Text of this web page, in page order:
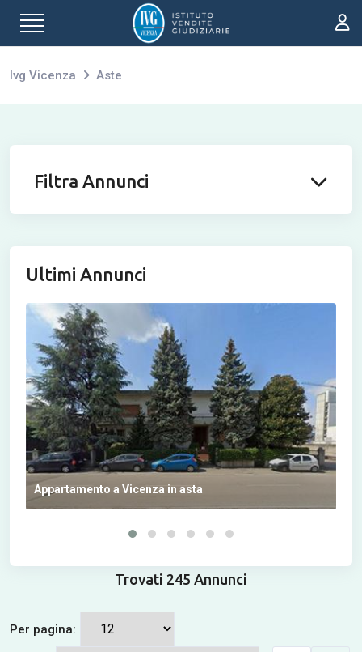
Ivg Vicenza Aste
Filtra Annunci
Ultimi Annunci
Appartamento a Vicenza in asta
Trovati 245 Annunci
Per pagina: